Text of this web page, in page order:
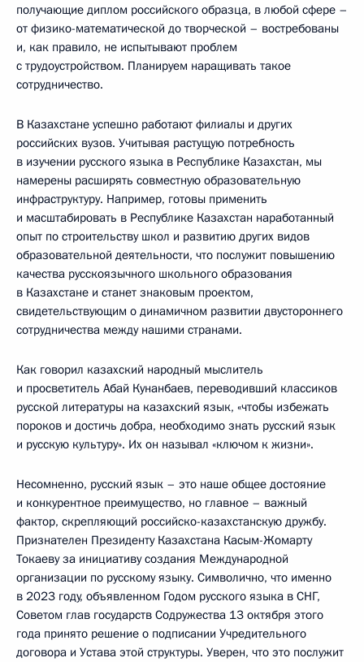
получающие диплом российского образца, в любой сфере –
от физико-математической до творческой – востребованы
и, как правило, не испытывают проблем
с трудоустройством. Планируем наращивать такое
сотрудничество.
В Казахстане успешно работают филиалы и других
российских вузов. Учитывая растущую потребность
в изучении русского языка в Республике Казахстан, мы
намерены расширять совместную образовательную
инфраструктуру. Например, готовы применить
и масштабировать в Республике Казахстан наработанный
опыт по строительству школ и развитию других видов
образовательной деятельности, что послужит повышению
качества русскоязычного школьного образования
в Казахстане и станет знаковым проектом,
свидетельствующим о динамичном развитии двустороннего
сотрудничества между нашими странами.
Как говорил казахский народный мыслитель
и просветитель Абай Кунанбаев, переводивший классиков
русской литературы на казахский язык, «чтобы избежать
пороков и достичь добра, необходимо знать русский язык
и русскую культуру». Их он называл «ключом к жизни».
Несомненно, русский язык – это наше общее достояние
и конкурентное преимущество, но главное – важный
фактор, скрепляющий российско-казахстанскую дружбу.
Признателен Президенту Казахстана Касым-Жомарту
Токаеву за инициативу создания Международной
организации по русскому языку. Символично, что именно
в 2023 году, объявленном Годом русского языка в СНГ,
Советом глав государств Содружества 13 октября этого
года принято решение о подписании Учредительного
договора и Устава этой структуры. Уверен, что это послужит